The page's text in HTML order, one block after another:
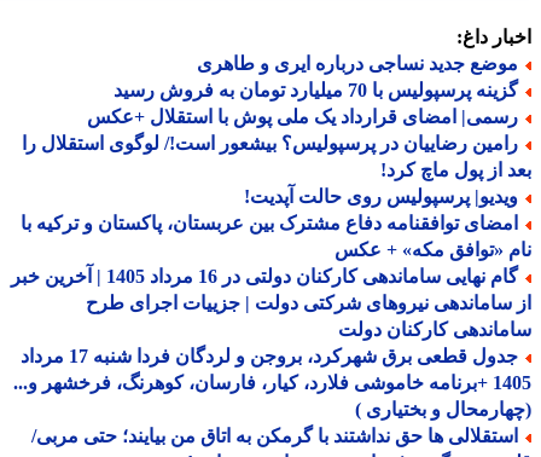
داغ:
جدید نساجی درباره ایری و طاهری
پرسپولیس با 70 میلیارد تومان به فروش رسید
امضای قرارداد یک ملی پوش با استقلال +عکس
رضاییان در پرسپولیس؟ بیشعور است!/ لوگوی استقلال را
از پول ماچ کرد!
پرسپولیس روی حالت آپدیت!
توافقنامه دفاع مشترک بین عربستان، پاکستان و ترکیه با
«توافق مکه» + عکس
گام نهایی ساماندهی کارکنان دولتی در 16 مرداد 1405 | آخرین خبر
ساماندهی نیروهای شرکتی دولت | جزییات اجرای طرح
کارکنان دولت
جدول قطعی برق شهرکرد، بروجن و لردگان فردا شنبه 17 مرداد
1405 +برنامه خاموشی فلارد، کیار، فارسان، کوهرنگ، فرخشهر و...
و بختیاری )
ها حق نداشتند با گرمکن به اتاق من بیایند؛ حتی مربی/